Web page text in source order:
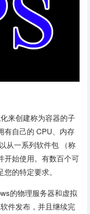
来创建称为容器的子
有自己的 CPU、内存
从一系列软件包 （称
开始使用。有数百个可
的特定要求。
的物理服务器和虚拟
件发布，并且继续完